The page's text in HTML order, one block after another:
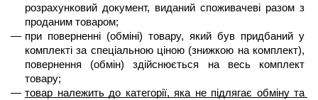
розрахунковий документ, виданий споживачеві разом з
проданим товаром;
при поверненні (обміні) товару, який був придбаний у
комплекті за спеціальною ціною (знижкою на комплект),
повернення (обмін) здійснюється на весь комплект
товару;
товар належить до категорії, яка не підлягає обміну та